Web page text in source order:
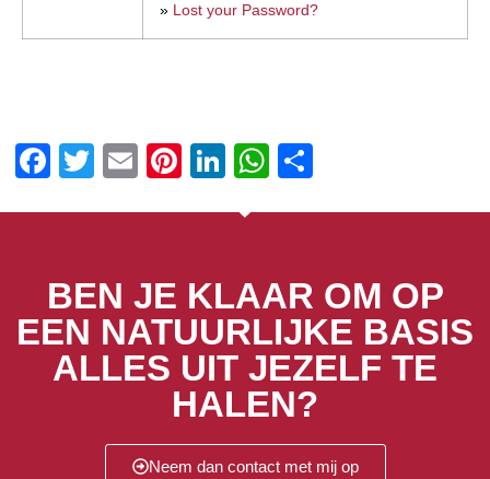
» Lost your Password?
Facebook
Twitter
EmailPinterest
LinkedIn
WhatsApp
BEN JE KLAAR OM OP
EEN NATUURLIJKE BASIS
ALLES UIT JEZELF TE
HALEN?
Neem dan contact met mij op